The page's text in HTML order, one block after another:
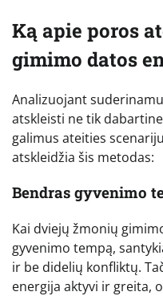
Ką apie poros
gimimo datos
Analizuojant
atskleisti ne tik
galimus ateities
atskleidžia šis metodas:
Bendras gyvenimo
Kai dviejų žmonių
gyvenimo tempą,
ir be didelių konfliktų.
energija aktyvi ir greita,